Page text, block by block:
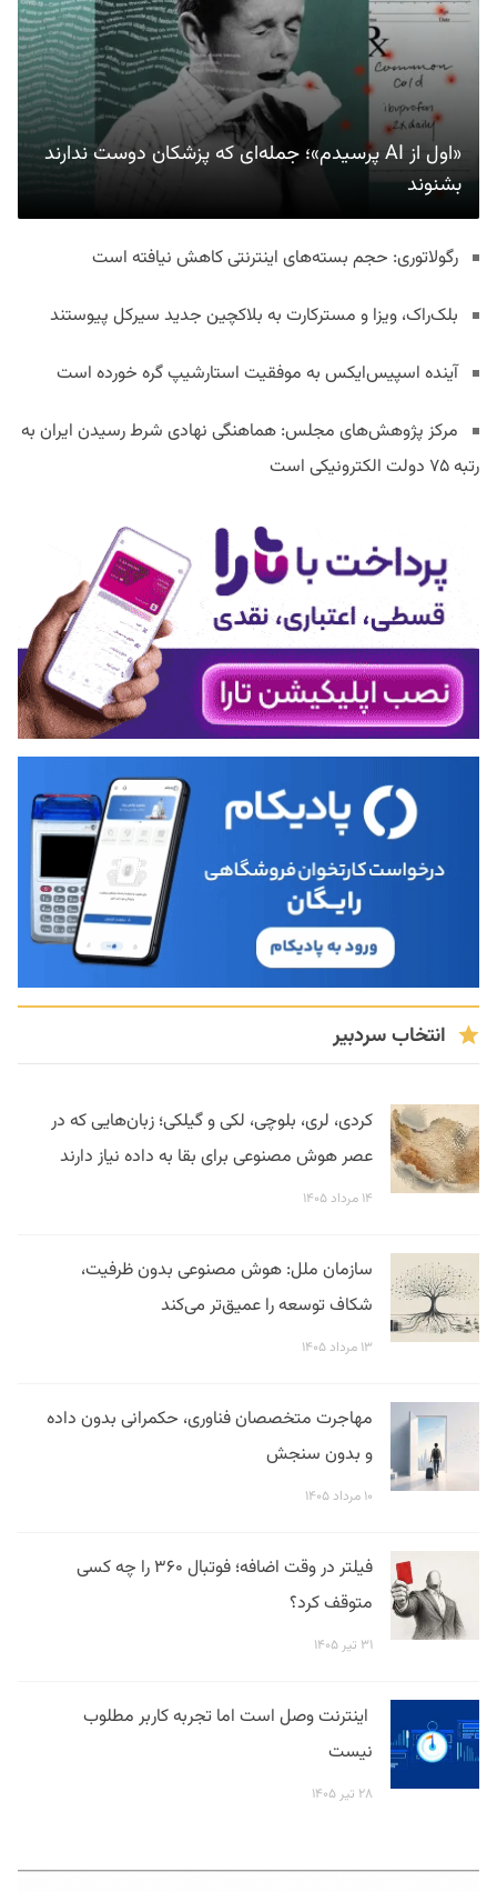
«اول از AI پرسیدم»؛ جمله‌ای که پزشکان دوست ندارند
بشنوند
رگولاتوری: حجم بسته‌های اینترنتی کاهش نیافته است
بلک‌راک، ویزا و مسترکارت به بلاکچین جدید سیرکل پیوستند
آینده اسپیس‌ایکس به موفقیت استارشیپ گره خورده است
مرکز پژوهش‌های مجلس: هماهنگی نهادی شرط رسیدن ایران به
رتبه ۷۵ دولت الکترونیکی است
انتخاب سردبیر
کردی، لری، بلوچی، لکی و گیلکی؛ زبان‌هایی که در
عصر هوش مصنوعی برای بقا به داده نیاز دارند
۱۴ مرداد ۱۴۰۵
سازمان ملل: هوش مصنوعی بدون ظرفیت،
شکاف توسعه را عمیق‌تر می‌کند
۱۳ مرداد ۱۴۰۵
مهاجرت متخصصان فناوری، حکمرانی بدون داده
و بدون سنجش
۱۰ مرداد ۱۴۰۵
فیلتر در وقت اضافه؛ فوتبال ۳۶۰ را چه کسی
متوقف کرد؟
۳۱ تیر ۱۴۰۵
اینترنت وصل است اما تجربه کاربر مطلوب
نیست
۲۸ تیر ۱۴۰۵